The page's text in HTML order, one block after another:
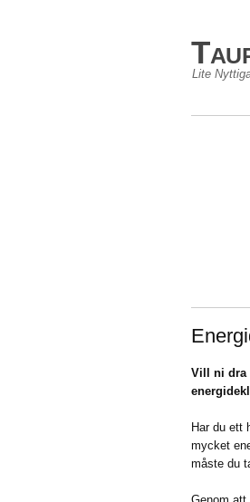
Lite
Vill ni dra
Har du ett
mycket
måste du